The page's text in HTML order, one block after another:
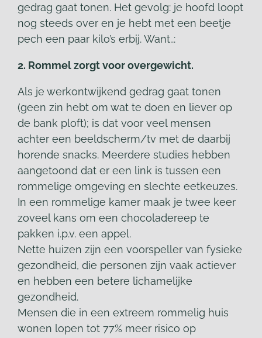
gedrag gaat tonen. Het gevolg: je hoofd loopt
nog steeds over en je hebt met een beetje
pech een paar kilo’s erbij. Want..:
2. Rommel zorgt voor overgewicht.
Als je werkontwijkend gedrag gaat tonen
(geen zin hebt om wat te doen en liever op
de bank ploft); is dat voor veel mensen
achter een beeldscherm/tv met de daarbij
horende snacks. Meerdere studies hebben
aangetoond dat er een link is tussen een
rommelige omgeving en slechte eetkeuzes.
In een rommelige kamer maak je twee keer
zoveel kans om een chocoladereep te
pakken i.p.v. een appel.
Nette huizen zijn een voorspeller van fysieke
gezondheid, die personen zijn vaak actiever
en hebben een betere lichamelijke
gezondheid.
Mensen die in een extreem rommelig huis
wonen lopen tot 77% meer risico op